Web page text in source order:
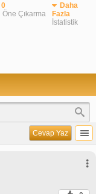
0
Öne Çıkarma
Daha
Fazla
İstatistik
Cevap Yaz